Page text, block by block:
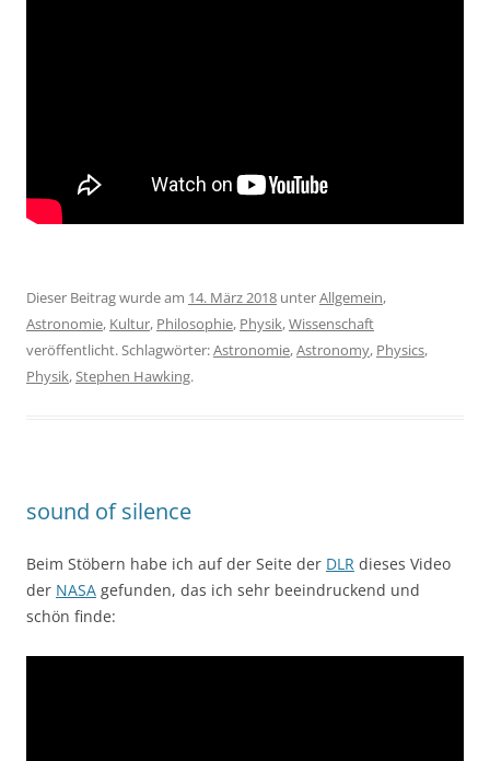
Dieser Beitrag wurde am 14. März 2018 unterAllgemein,
Astronomie, Kultur, Philosophie, Physik,Wissenschaft
veröffentlicht. Schlagwörter:Astronomie,Astronomy, Physics,
Physik,Stephen Hawking.
sound of silence
Beim Stöbern habe ich auf der Seite der DLR dieses Video
der NASA gefunden, das ich sehr beeindruckend und
schön finde: